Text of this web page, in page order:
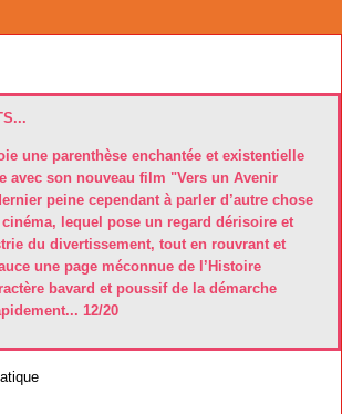
une parenthèse enchantée et existentielle
avec son nouveau film "Vers un Avenir
peine cependant à parler d’autre chose
lequel pose un regard dérisoire et
du divertissement, tout en rouvrant et
une page méconnue de l’Histoire
bavard et poussif de la démarche
12/20